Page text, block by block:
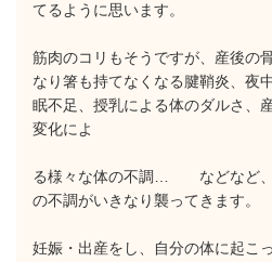
てるように思います。
筋肉のコリもそうですが、産後の
なり箸も持てなくなる腱鞘炎、夜
眠不足、授乳による体のダルさ、
変化によ
る様々な体の不調… などなど、
の不調がいきなり襲ってきます。
妊娠・出産をし、自分の体に起こ